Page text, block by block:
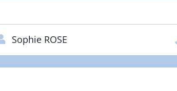
DÉBUTANTS -
Sophie ROSE